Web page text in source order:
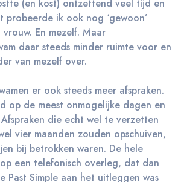
(en kost) ontzettend veel tijd en
probeerde ik ook nog ‘gewoon’
En mezelf. Maar
daar steeds minder ruimte voor en
van mezelf over.
er ook steeds meer afspraken.
op de meest onmogelijke dagen en
die echt wel te verzetten
vier maanden zouden opschuiven,
bij betrokken waren. De hele
een telefonisch overleg, dat dan
Past Simple aan het uitleggen was